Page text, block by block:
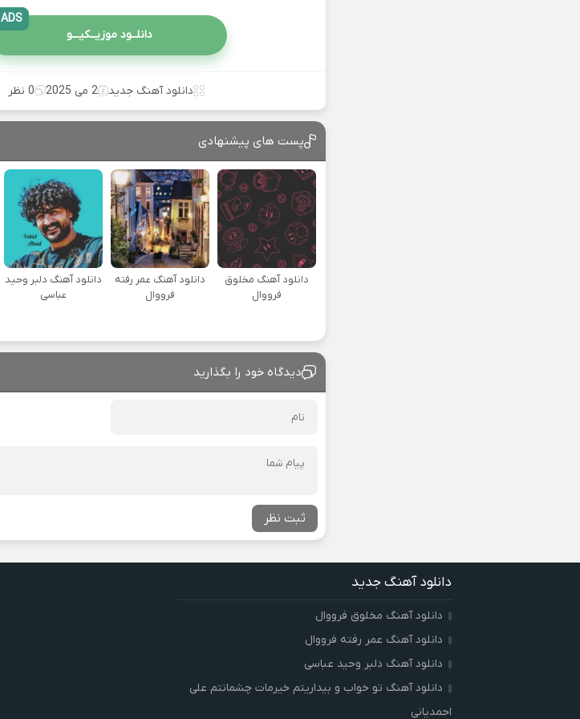
دانلــود موزیــکیـــو
ADS
دانلود آهنگ جدید 2 می 2025 0 نظر
پست های پیشنهادی
دانلود آهنگ مخلوق
فرووال
دانلود آهنگ عمر رفته
فرووال
دانلود آهنگ دلبر وحید
عباسی
دیدگاه خود را بگذارید
ثبت نظر
دانلود آهنگ جدید
دانلود آهنگ مخلوق فرووال
دانلود آهنگ عمر رفته فرووال
دانلود آهنگ دلبر وحید عباسی
دانلود آهنگ تو خواب و بیداریتم خیرمات چشمانتم علی
احمدیانی